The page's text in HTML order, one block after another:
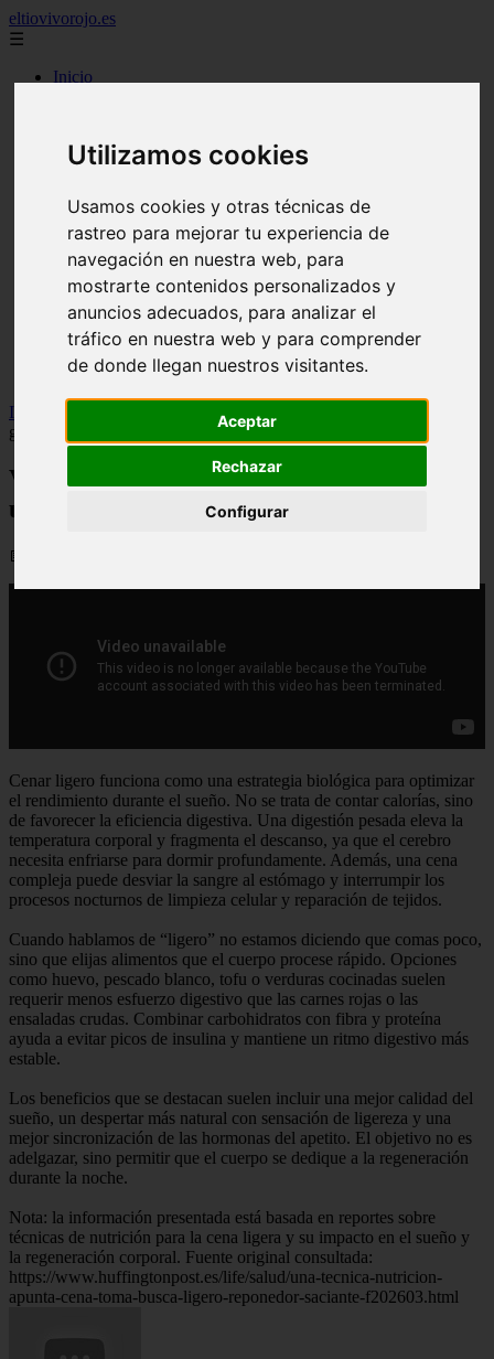
Utilizamos cookies
Usamos cookies y otras técnicas de
rastreo para mejorar tu experiencia de
navegación en nuestra web, para
mostrarte contenidos personalizados y
anuncios adecuados, para analizar el
tráfico en nuestra web y para comprender
de donde llegan nuestros visitantes.
Aceptar
Rechazar
Configurar
eltiovivorojo.es
☰
Inicio
argentina
comidas
espana
huevos
mariscos
postres
producto
reposteria
venezuela
verduras
Inicio
Video Cena ligera para dormir mejor: una
guía práctica
Video Cena ligera para dormir mejor:
una guía práctica
📅 09/03/2026
Cenar ligero funciona como una estrategia biológica para optimizar
el rendimiento durante el sueño. No se trata de contar calorías, sino
de favorecer la eficiencia digestiva. Una digestión pesada eleva la
temperatura corporal y fragmenta el descanso, ya que el cerebro
necesita enfriarse para dormir profundamente. Además, una cena
compleja puede desviar la sangre al estómago y interrumpir los
procesos nocturnos de limpieza celular y reparación de tejidos.
Cuando hablamos de “ligero” no estamos diciendo que comas poco,
sino que elijas alimentos que el cuerpo procese rápido. Opciones
como huevo, pescado blanco, tofu o verduras cocinadas suelen
requerir menos esfuerzo digestivo que las carnes rojas o las
ensaladas crudas. Combinar carbohidratos con fibra y proteína
ayuda a evitar picos de insulina y mantiene un ritmo digestivo más
estable.
Los beneficios que se destacan suelen incluir una mejor calidad del
sueño, un despertar más natural con sensación de ligereza y una
mejor sincronización de las hormonas del apetito. El objetivo no es
adelgazar, sino permitir que el cuerpo se dedique a la regeneración
durante la noche.
Nota: la información presentada está basada en reportes sobre
técnicas de nutrición para la cena ligera y su impacto en el sueño y
la regeneración corporal. Fuente original consultada:
https://www.huffingtonpost.es/life/salud/una-tecnica-nutricion-
apunta-cena-toma-busca-ligero-reponedor-saciante-f202603.html